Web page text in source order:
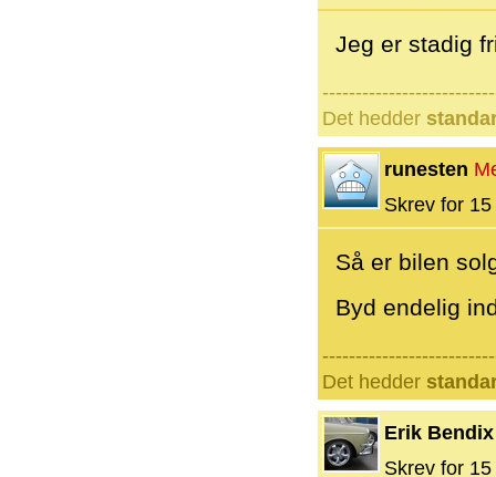
Jeg er stadig
Det hedder
runesten
Skrev for
Så er bilen
Byd endelig
Det hedder
Erik Bendix
Skrev for